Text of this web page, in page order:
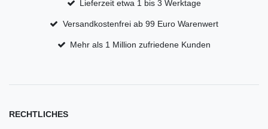
Lieferzeit etwa 1 bis 3 Werktage
Versandkostenfrei ab 99 Euro Warenwert
Mehr als 1 Million zufriedene Kunden
RECHTLICHES